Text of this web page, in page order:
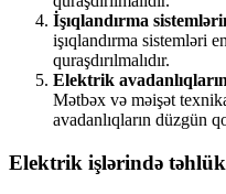
İşıqlandırma
işıqlandırma sistemləri
quraşdırılmalıdır.
Elektrik
Mətbəx və məişət
avadanlıqların düzgün
Elektrik işlərində